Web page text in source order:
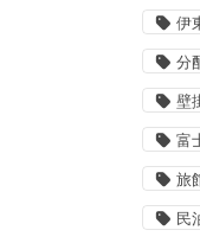
伊
分
壁
富
旅
民